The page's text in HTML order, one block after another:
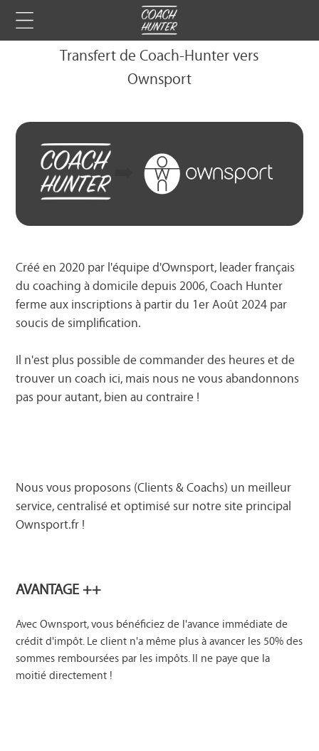
Transfert de Coach-Hunter vers
Ownsport
Créé en 2020 par l'équipe d'Ownsport, leader français
du coaching à domicile depuis 2006, Coach Hunter
ferme aux inscriptions à partir du 1er Août 2024 par
soucis de simplification.
Il n'est plus possible de commander des heures et de
trouver un coach ici, mais nous ne vous abandonnons
pas pour autant, bien au contraire !
Nous vous proposons (Clients & Coachs) un meilleur
service, centralisé et optimisé sur notre site principal
Ownsport.fr!
AVANTAGE ++
Avec Ownsport, vous bénéficiez de l'avance immédiate de
crédit d'impôt. Le client n'a même plus à avancer les 50% des
sommes remboursées par les impôts. Il ne paye que la
moitié directement !